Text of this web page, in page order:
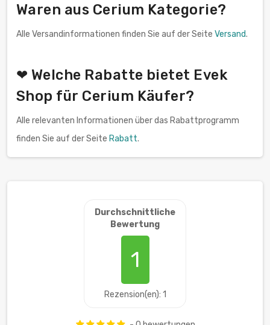
Waren aus Cerium Kategorie?
Alle Versandinformationen finden Sie auf der Seite Versand.
❤ Welche Rabatte bietet Evek
Shop für Cerium Käufer?
Alle relevanten Informationen über das Rabattprogramm
finden Sie auf der Seite Rabatt.
Durchschnittliche
Bewertung
1
Rezension(en): 1